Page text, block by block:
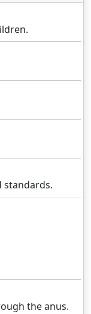
standards.
the anus.